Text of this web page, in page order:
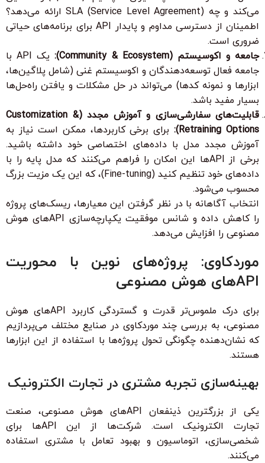
می‌کند و چه SLA (Service Level Agreement) ارائه می‌دهد؟
اطمینان از دسترسی مداوم و پایدار API برای برنامه‌های حیاتی
ضروری است.
جامعه و اکوسیستم (Community & Ecosystem):
یک API با
جامعه فعال توسعه‌دهندگان و اکوسیستم غنی (شامل پلاگین‌ها،
ابزارها و نمونه کدها) می‌تواند در حل مشکلات و یافتن راه‌حل‌ها
بسیار مفید باشد.
قابلیت‌های سفارشی‌سازی و آموزش مجدد (Customization &
Retraining Options): برای برخی کاربردها، ممکن است نیاز به
آموزش مجدد مدل با داده‌های اختصاصی خود داشته باشید.
برخی از APIها این امکان را فراهم می‌کنند که مدل پایه را با
داده‌های خود تنظیم کنید (Fine-tuning)، که این یک مزیت بزرگ
محسوب می‌شود.
انتخاب آگاهانه با در نظر گرفتن این معیارها، ریسک‌های پروژه
را کاهش داده و شانس موفقیت یکپارچه‌سازی APIهای هوش
مصنوعی را افزایش می‌دهد.
موردکاوی: پروژه‌های نوین با محوریت
APIهای هوش مصنوعی
برای درک ملموس‌تر قدرت و گستردگی کاربرد APIهای هوش
مصنوعی، به بررسی چند موردکاوی در صنایع مختلف می‌پردازیم
که نشان‌دهنده چگونگی تحول پروژه‌ها با استفاده از این ابزارها
هستند.
بهینه‌سازی تجربه مشتری در تجارت الکترونیک
یکی از بزرگترین ذینفعان APIهای هوش مصنوعی، صنعت
تجارت الکترونیک است. شرکت‌ها از این APIها برای
شخصی‌سازی، اتوماسیون و بهبود تعامل با مشتری استفاده
می‌کنند.